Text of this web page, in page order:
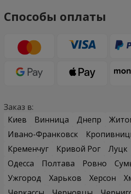
Способы оплаты
Заказ в:
Киев
Винница Днепр
Ивано-Франковск
Кременчуг
Кривой Рог Луцк
Одесса
Полтава Ровно
Ужгород
Харьков Херсон